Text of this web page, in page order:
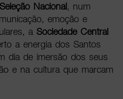
Seleção Nacional, num
emoção e
a Sociedade Central
a energia dos Santos
dia de imersão dos seus
e na cultura que marcam